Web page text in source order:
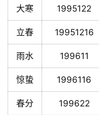
大寒 1995122
立春 19951216
雨水 199611
惊蛰 1996116
春分 199622